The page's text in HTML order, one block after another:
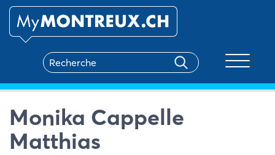
Monika Cappelle
Matthias